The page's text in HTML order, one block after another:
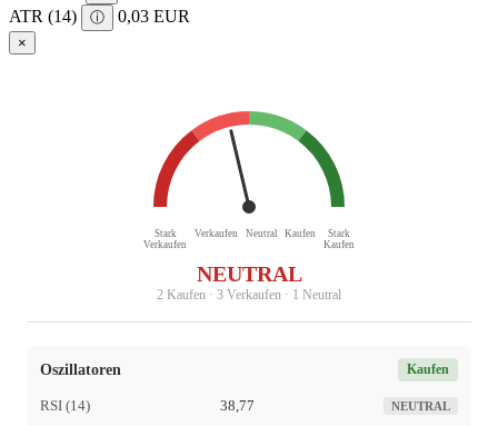
ATR (14)
ⓘ 0,03 EUR
×
Stark
Verkaufen
Verkaufen Neutral Kaufen
Stark
Kaufen
NEUTRAL
2 Kaufen · 3 Verkaufen · 1 Neutral
Oszillatoren Kaufen
RSI (14) 38,77 NEUTRAL